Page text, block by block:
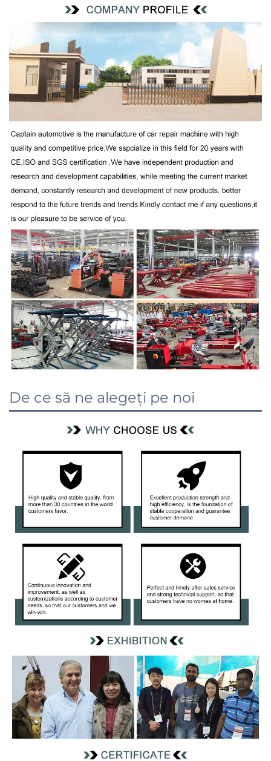
De ce să ne alegeți pe noi